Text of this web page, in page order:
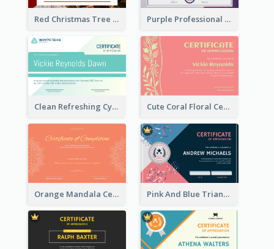
Red Christmas Tree Triangle Photo Certificate Purple Professional And Elegant Reward Certificate Design
Clean Refreshing Cyber Best Certificate Design Cute Coral Floral Certificate Design For Appreciation
Orange Mandala Certificate Of Completion Pink And Blue Triangles Confetti Celebration Certificate